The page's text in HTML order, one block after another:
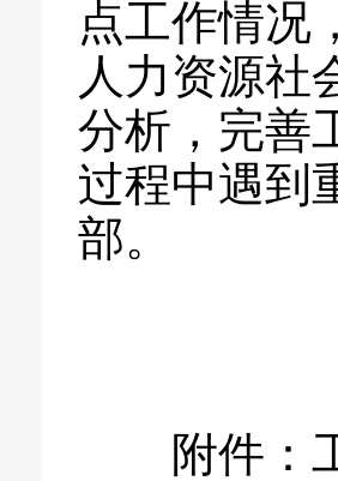
点工作情况
人力资源社
分析，完善
过程中遇到
部。
附件：工